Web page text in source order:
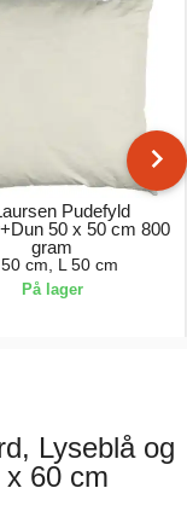
Pudefyld
50 x 50 cm 800
gram
cm, L 50 cm
På lager
Lyseblå og
x 60 cm